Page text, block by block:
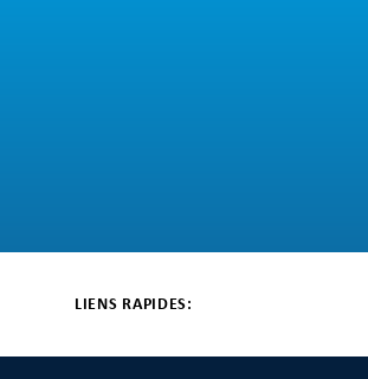
LIENS RAPIDES: